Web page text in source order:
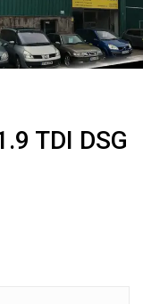
TDI DSG